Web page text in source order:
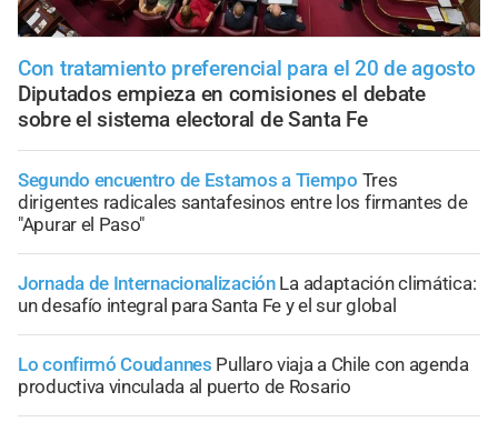
Con tratamiento preferencial para el 20 de agosto
Diputados empieza en comisiones el debate
sobre el sistema electoral de Santa Fe
Segundo encuentro de Estamos a Tiempo Tres
dirigentes radicales santafesinos entre los firmantes de
"Apurar el Paso"
Jornada de Internacionalización La adaptación climática:
un desafío integral para Santa Fe y el sur global
Lo confirmó Coudannes Pullaro viaja a Chile con agenda
productiva vinculada al puerto de Rosario